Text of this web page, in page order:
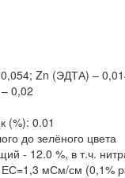
Zn (ЭДТА) –
0,02
(%): 0.01
до зелёного цвета
- 12.0 %, в т.ч.
мСм/см (0,1%